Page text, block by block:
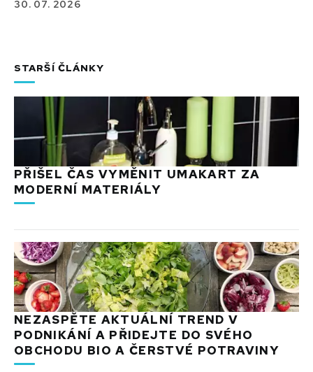
30. 07. 2026
STARŠÍ ČLÁNKY
PŘIŠEL ČAS VYMĚNIT UMAKART ZA
MODERNÍ MATERIÁLY
NEZASPĚTE AKTUÁLNÍ TREND V
PODNIKÁNÍ A PŘIDEJTE DO SVÉHO
OBCHODU BIO A ČERSTVÉ POTRAVINY